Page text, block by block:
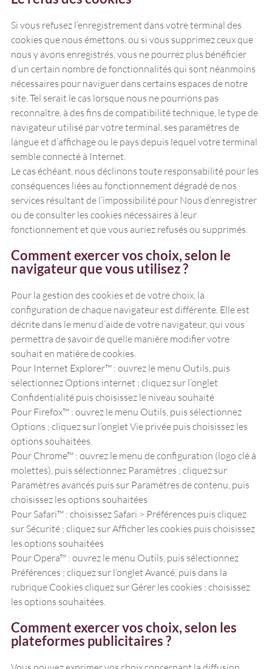
Si vous refusez l’enregistrement dans votre terminal des
cookies que nous émettons, ou si vous supprimez ceux que
nous y avons enregistrés, vous ne pourrez plus bénéficier
d’un certain nombre de fonctionnalités qui sont néanmoins
nécessaires pour naviguer dans certains espaces de notre
site. Tel serait le cas lorsque nous ne pourrions pas
reconnaître, à des fins de compatibilité technique, le type de
navigateur utilisé par votre terminal, ses paramètres de
langue et d’affichage ou le pays depuis lequel votre terminal
semble connecté à Internet.
Le cas échéant, nous déclinons toute responsabilité pour les
conséquences liées au fonctionnement dégradé de nos
services résultant de l’impossibilité pour Nous d’enregistrer
ou de consulter les cookies nécessaires à leur
fonctionnement et que vous auriez refusés ou supprimés.
Comment exercer vos choix, selon le
navigateur que vous utilisez ?
Pour la gestion des cookies et de votre choix, la
configuration de chaque navigateur est différente. Elle est
décrite dans le menu d’aide de votre navigateur, qui vous
permettra de savoir de quelle manière modifier votre
souhait en matière de cookies.
Pour Internet Explorer™ : ouvrez le menu Outils, puis
sélectionnez Options internet ; cliquez sur l’onglet
Confidentialité puis choisissez le niveau souhaité
Pour Firefox™ : ouvrez le menu Outils, puis sélectionnez
Options ; cliquez sur l’onglet Vie privée puis choisissez les
options souhaitées
Pour Chrome™ : ouvrez le menu de configuration (logo clé à
molettes), puis sélectionnez Paramètres ; cliquez sur
Paramètres avancés puis sur Paramètres de contenu, puis
choisissez les options souhaitées
Pour Safari™ : choisissez Safari > Préférences puis cliquez
sur Sécurité ; cliquez sur Afficher les cookies puis choisissez
les options souhaitées
Pour Opera™ : ouvrez le menu Outils, puis sélectionnez
Préférences ; cliquez sur l’onglet Avancé, puis dans la
rubrique Cookies cliquez sur Gérer les cookies ; choisissez
les options souhaitées.
Comment exercer vos choix, selon les
plateformes publicitaires ?